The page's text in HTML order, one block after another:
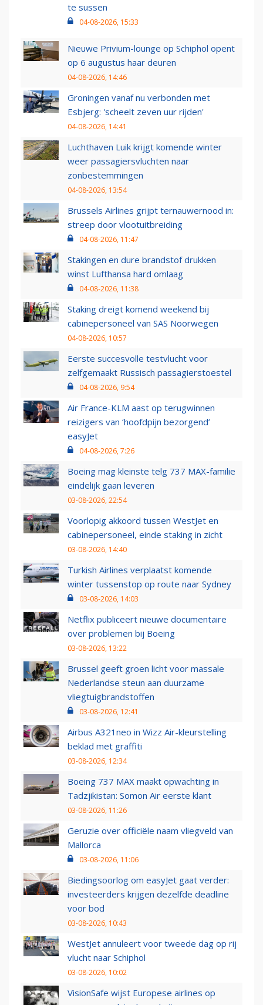
te sussen
04-08-2026, 15:33
Nieuwe Privium-lounge op Schiphol opent
op 6 augustus haar deuren
04-08-2026, 14:46
Groningen vanaf nu verbonden met
Esbjerg: 'scheelt zeven uur rijden'
04-08-2026, 14:41
Luchthaven Luik krijgt komende winter
weer passagiersvluchten naar
zonbestemmingen
04-08-2026, 13:54
Brussels Airlines grijpt ternauwernood in:
streep door vlootuitbreiding
04-08-2026, 11:47
Stakingen en dure brandstof drukken
winst Lufthansa hard omlaag
04-08-2026, 11:38
Staking dreigt komend weekend bij
cabinepersoneel van SAS Noorwegen
04-08-2026, 10:57
Eerste succesvolle testvlucht voor
zelfgemaakt Russisch passagierstoestel
04-08-2026, 9:54
Air France-KLM aast op terugwinnen
reizigers van ‘hoofdpijn bezorgend’
easyJet
04-08-2026, 7:26
Boeing mag kleinste telg 737 MAX-familie
eindelijk gaan leveren
03-08-2026, 22:54
Voorlopig akkoord tussen WestJet en
cabinepersoneel, einde staking in zicht
03-08-2026, 14:40
Turkish Airlines verplaatst komende
winter tussenstop op route naar Sydney
03-08-2026, 14:03
Netflix publiceert nieuwe documentaire
over problemen bij Boeing
03-08-2026, 13:22
Brussel geeft groen licht voor massale
Nederlandse steun aan duurzame
vliegtuigbrandstoffen
03-08-2026, 12:41
Airbus A321neo in Wizz Air-kleurstelling
beklad met graffiti
03-08-2026, 12:34
Boeing 737 MAX maakt opwachting in
Tadzjikistan: Somon Air eerste klant
03-08-2026, 11:26
Geruzie over officiële naam vliegveld van
Mallorca
03-08-2026, 11:06
Biedingsoorlog om easyJet gaat verder:
investeerders krijgen dezelfde deadline
voor bod
03-08-2026, 10:43
WestJet annuleert voor tweede dag op rij
vlucht naar Schiphol
03-08-2026, 10:02
VisionSafe wijst Europese airlines op